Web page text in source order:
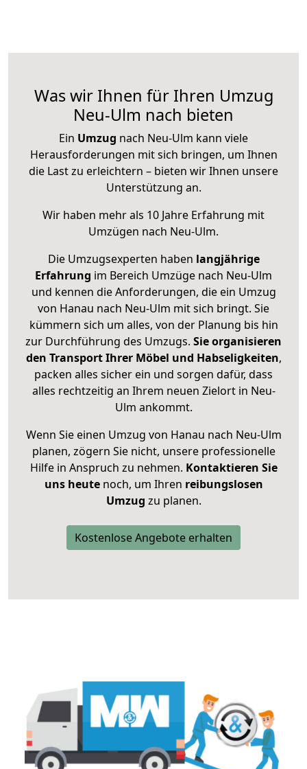
Was wir Ihnen für Ihren Umzug
Neu-Ulm nach bieten
Ein Umzug nach Neu-Ulm kann viele
Herausforderungen mit sich bringen, um Ihnen
die Last zu erleichtern – bieten wir Ihnen unsere
Unterstützung an.
Wir haben mehr als 10 Jahre Erfahrung mit
Umzügen nach Neu-Ulm.
Die Umzugsexperten haben langjährige
Erfahrung im Bereich Umzüge nach Neu-Ulm
und kennen die Anforderungen, die ein Umzug
von Hanau nach Neu-Ulm mit sich bringt. Sie
kümmern sich um alles, von der Planung bis hin
zur Durchführung des Umzugs. Sie organisieren
den Transport Ihrer Möbel und Habseligkeiten,
packen alles sicher ein und sorgen dafür, dass
alles rechtzeitig an Ihrem neuen Zielort in Neu-
Ulm ankommt.
Wenn Sie einen Umzug von Hanau nach Neu-Ulm
planen, zögern Sie nicht, unsere professionelle
Hilfe in Anspruch zu nehmen. Kontaktieren Sie
uns heutenoch, um Ihren reibungslosen
Umzug zu planen.
Kostenlose Angebote erhalten